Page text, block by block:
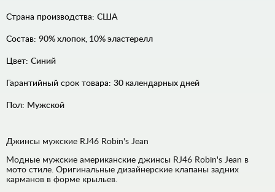
Страна производства: США
Состав: 90% хлопок, 10% эластерелл
Цвет: Синий
Гарантийный срок товара: 30 календарных дней
Пол: Мужской
Джинсы мужские RJ46 Robin's Jean
Модные мужские американские джинсы RJ46 Robin's Jean в
мото стиле. Оригинальные дизайнерские клапаны задних
карманов в форме крыльев.